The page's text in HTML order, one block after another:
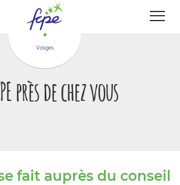
Vosges
près de chez vous
fait auprès du conseil
des cookies